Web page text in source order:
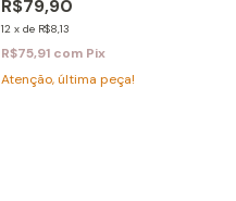
R$79,90
12 x de R$8,13
R$75,91 com Pix
Atenção, última peça!